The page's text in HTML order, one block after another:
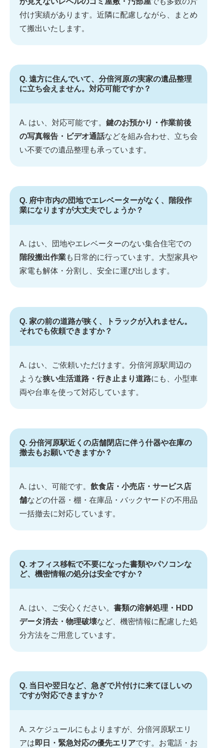
付け実績があります。近隣に配慮しながら、まとめ
て搬出いたします。
Q. 遠方に住んでいて、分倍河原の実家の遺品整理
に立ち会えません。対応可能ですか？
A. はい、対応可能です。 鍵のお預かり・作業前後
の写真報告・ビデオ通話などを組み合わせ、立ち会
い不要での遺品整理も承っています。
Q. 府中市内の団地でエレベーターがなく、階段作
業になりますが大丈夫でしょうか？
A. はい、団地やエレベーターのない集合住宅での
階段搬出作業も日常的に行っています。大型家具や
家電も解体・分割し、安全に運び出します。
Q. 家の前の道路が狭く、トラックが入れません。
それでも依頼できますか？
A. はい、ご依頼いただけます。分倍河原駅周辺の
ような狭い生活道路・行き止まり道路にも、小型車
両や台車を使って対応しています。
Q. 分倍河原駅近くの店舗閉店に伴う什器や在庫の
撤去もお願いできますか？
A. はい、可能です。 飲食店・小売店・サービス店
舗などの什器・棚・在庫品・バックヤードの不用品
一括撤去に対応しています。
Q. オフィス移転で不要になった書類やパソコンな
ど、機密情報の処分は安全ですか？
A. はい、ご安心ください。 書類の溶解処理・HDD
データ消去・物理破壊など、機密情報に配慮した処
分方法をご用意しています。
Q. 当日や翌日など、急ぎで片付けに来てほしいの
ですが対応できますか？
A. スケジュールにもよりますが、分倍河原駅エリ
アは 即日・緊急対応の優先エリアです。お電話・お